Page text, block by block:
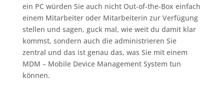
ein PC würden Sie auch nicht Out-of-the-Box einfach
einem Mitarbeiter oder Mitarbeiterin zur Verfügung
stellen und sagen, guck mal, wie weit du damit klar
kommst, sondern auch die administrieren Sie
zentral und das ist genau das, was Sie mit einem
MDM – Mobile Device Management System tun
können.